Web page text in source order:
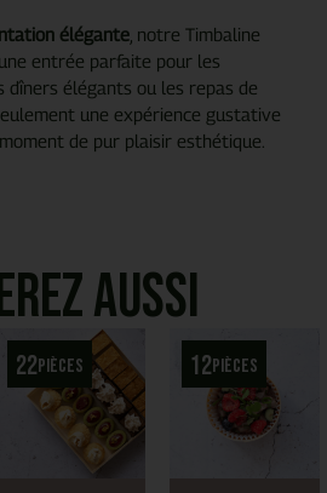
élégante , notre Timbaline
entrée parfaite pour les
dîners élégants ou les repas de
une expérience gustative
de pur plaisir esthétique.
aussi
22pièces 12pièces